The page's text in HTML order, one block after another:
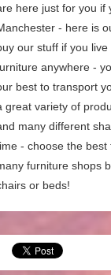
here just for you if
- here is
our stuff if you
anywhere -
best to transport
great variety of
many different
- choose the
furniture shops
or beds!